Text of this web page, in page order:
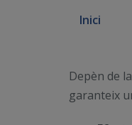
Inici
Depèn de
garanteix